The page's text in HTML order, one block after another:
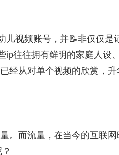
儿视频账号，并📝非仅仅是
ip往往拥有鲜明的家庭人设
经从对单个视频的欣赏，
。而流量，在当今的互联